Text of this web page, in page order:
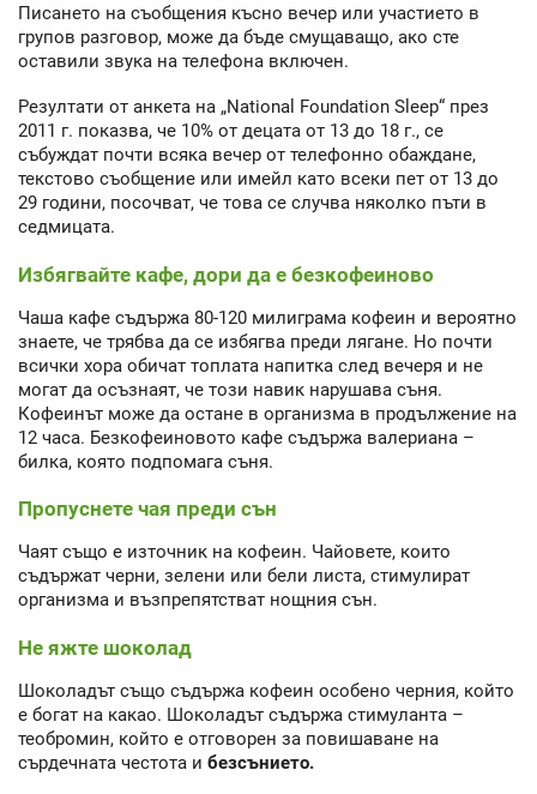
Писането на съобщения късно вечер или участието в
групов разговор, може да бъде смущаващо, ако сте
оставили звука на телефона включен.
Резултати от анкета на „National Foundation Sleep“ през
2011 г. показва, че 10% от децата от 13 до 18 г., се
събуждат почти всяка вечер от телефонно обаждане,
текстово съобщение или имейл като всеки пет от 13 до
29 години, посочват, че това се случва няколко пъти в
седмицата.
Избягвайте кафе, дори да е безкофеиново
Чаша кафе съдържа 80-120 милиграма кофеин и вероятно
знаете, че трябва да се избягва преди лягане. Но почти
всички хора обичат топлата напитка след вечеря и не
могат да осъзнаят, че този навик нарушава съня.
Кофеинът може да остане в организма в продължение на
12 часа. Безкофеиновото кафе съдържа валериана –
билка, която подпомага съня.
Пропуснете чая преди сън
Чаят също е източник на кофеин. Чайовете, които
съдържат черни, зелени или бели листа, стимулират
организма и възпрепятстват нощния сън.
Не яжте шоколад
Шоколадът също съдържа кофеин особено черния, който
е богат на какао. Шоколадът съдържа стимуланта –
теобромин, който е отговорен за повишаване на
сърдечната честота и безсънието.